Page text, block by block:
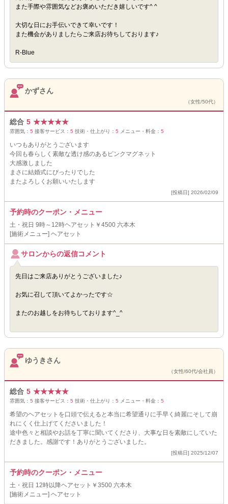
また手際や雰囲気などお褒めいただき嬉しいです^ ^
大切な日にお手伝いできて幸いです！
また機会がありましたらご来店お待ちしております♪
R-Blue
かずさん
（女性/50代）
総合 5 ★★★★★
雰囲気： 5 接客サービス： 5 技術・仕上がり： 5 メニュー・料金： 5
いつもありがとうございます
今回も春らしく素敵な透け感のあるピンクマグネット
大感激しました
まさに結婚式にぴったりでした
またよろしくお願いいたします
[投稿日] 2026/02/09
予約時のクーポン・メニュー
土・祝日 9時～12時ヘアセット￥4500 六本木
[施術メニュー] ヘアセット
サロンからの返信コメント
先日はご来店ありがとうございました♪
お気に召して頂いてよかったです☆
またのお越しをお待ちしております^_^
ゆうきさん
（女性/60代/会社員）
総合 5 ★★★★★
雰囲気： 5 接客サービス： 5 技術・仕上がり： 5 メニュー・料金： 5
希望のヘアセットを口頭で伝えると本当に希望通りに手早く綺麗にそして崩
れにくく仕上げてくださいました！
途中色々と相談やお話を丁寧に聞いてくださり、大事な日を素敵にしていた
だきました。感謝です！ありがとうございました。
[投稿日] 2025/12/07
予約時のクーポン・メニュー
土・祝日 12時以降ヘアセット￥3500 六本木
[施術メニュー] ヘアセット